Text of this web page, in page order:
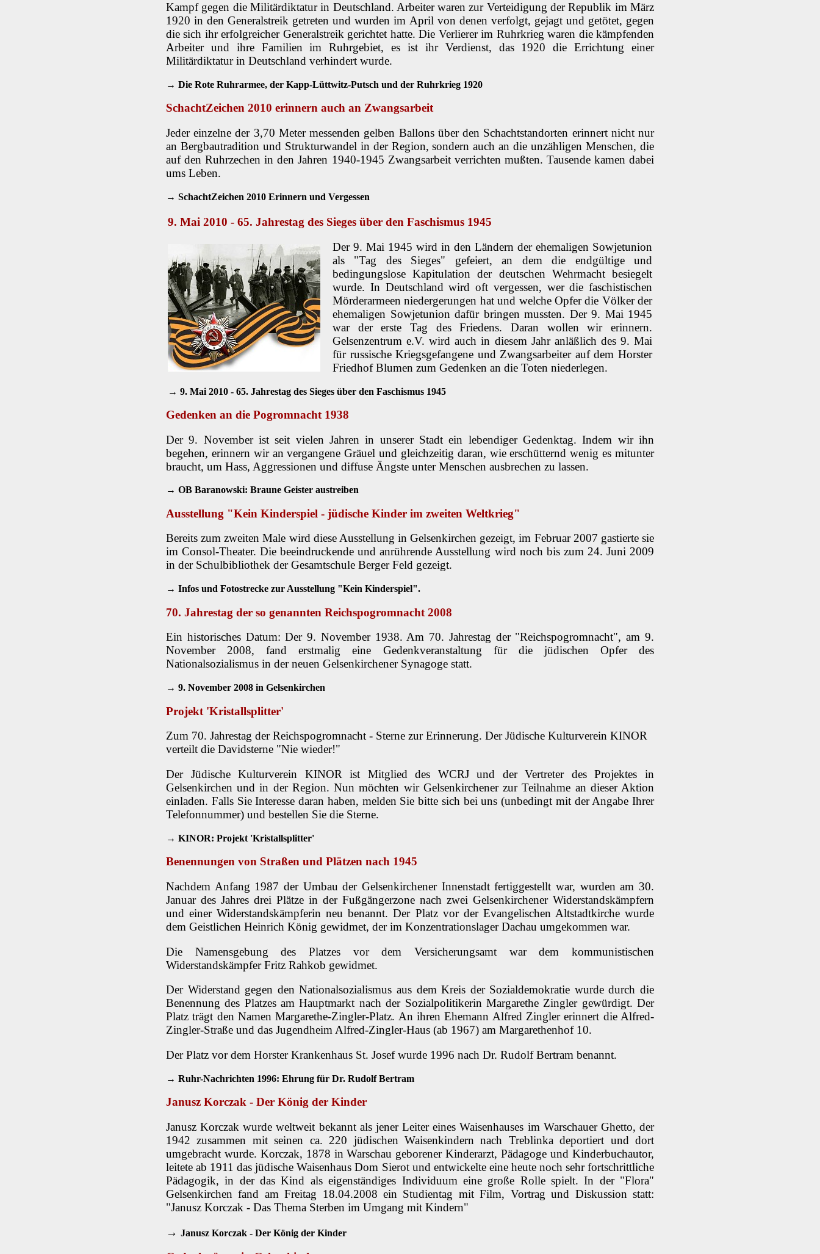
Kampf gegen die Militärdiktatur in Deutschland. Arbeiter waren zur Verteidigung der Republik im März
1920 in den Generalstreik getreten und wurden im April von denen verfolgt, gejagt und getötet, gegen
die sich ihr erfolgreicher Generalstreik gerichtet hatte. Die Verlierer im Ruhrkrieg waren die kämpfenden
Arbeiter und ihre Familien im Ruhrgebiet, es ist ihr Verdienst, das 1920 die Errichtung einer
Militärdiktatur in Deutschland verhindert wurde.
→ Die Rote Ruhrarmee, der Kapp-Lüttwitz-Putsch und der Ruhrkrieg 1920
SchachtZeichen 2010 erinnern auch an Zwangsarbeit
Jeder einzelne der 3,70 Meter messenden gelben Ballons über den Schachtstandorten erinnert nicht nur
an Bergbautradition und Strukturwandel in der Region, sondern auch an die unzähligen Menschen, die
auf den Ruhrzechen in den Jahren 1940-1945 Zwangsarbeit verrichten mußten. Tausende kamen dabei
ums Leben.
→ SchachtZeichen 2010 Erinnern und Vergessen
9. Mai 2010 - 65. Jahrestag des Sieges über den Faschismus 1945
Der 9. Mai 1945 wird in den Ländern der ehemaligen Sowjetunion
als "Tag des Sieges" gefeiert, an dem die endgültige und
bedingungslose Kapitulation der deutschen Wehrmacht besiegelt
wurde. In Deutschland wird oft vergessen, wer die faschistischen
Mörderarmeen niedergerungen hat und welche Opfer die Völker der
ehemaligen Sowjetunion dafür bringen mussten. Der 9. Mai 1945
war der erste Tag des Friedens. Daran wollen wir erinnern.
Gelsenzentrum e.V. wird auch in diesem Jahr anläßlich des 9. Mai
für russische Kriegsgefangene und Zwangsarbeiter auf dem Horster
Friedhof Blumen zum Gedenken an die Toten niederlegen.
→ 9. Mai 2010 - 65. Jahrestag des Sieges über den Faschismus 1945
Gedenken an die Pogromnacht 1938
Der 9. November ist seit vielen Jahren in unserer Stadt ein lebendiger Gedenktag. Indem wir ihn
begehen, erinnern wir an vergangene Gräuel und gleichzeitig daran, wie erschütternd wenig es mitunter
braucht, um Hass, Aggressionen und diffuse Ängste unter Menschen ausbrechen zu lassen.
→ OB Baranowski: Braune Geister austreiben
Ausstellung "Kein Kinderspiel - jüdische Kinder im zweiten Weltkrieg"
Bereits zum zweiten Male wird diese Ausstellung in Gelsenkirchen gezeigt, im Februar 2007 gastierte sie
im Consol-Theater. Die beeindruckende und anrührende Ausstellung wird noch bis zum 24. Juni 2009
in der Schulbibliothek der Gesamtschule Berger Feld gezeigt.
→ Infos und Fotostrecke zur Ausstellung "Kein Kinderspiel".
70. Jahrestag der so genannten Reichspogromnacht 2008
Ein historisches Datum: Der 9. November 1938. Am 70. Jahrestag der "Reichspogromnacht", am 9.
November 2008, fand erstmalig eine Gedenkveranstaltung für die jüdischen Opfer des
Nationalsozialismus in der neuen Gelsenkirchener Synagoge statt.
→ 9. November 2008 in Gelsenkirchen
Projekt 'Kristallsplitter'
Zum 70. Jahrestag der Reichspogromnacht - Sterne zur Erinnerung. Der Jüdische Kulturverein KINOR
verteilt die Davidsterne "Nie wieder!"
Der Jüdische Kulturverein KINOR ist Mitglied des WCRJ und der Vertreter des Projektes in
Gelsenkirchen und in der Region. Nun möchten wir Gelsenkirchener zur Teilnahme an dieser Aktion
einladen. Falls Sie Interesse daran haben, melden Sie bitte sich bei uns (unbedingt mit der Angabe Ihrer
Telefonnummer) und bestellen Sie die Sterne.
→ KINOR: Projekt 'Kristallsplitter'
Benennungen von Straßen und Plätzen nach 1945
Nachdem Anfang 1987 der Umbau der Gelsenkirchener Innenstadt fertiggestellt war, wurden am 30.
Januar des Jahres drei Plätze in der Fußgängerzone nach zwei Gelsenkirchener Widerstandskämpfern
und einer Widerstandskämpferin neu benannt. Der Platz vor der Evangelischen Altstadtkirche wurde
dem Geistlichen Heinrich König gewidmet, der im Konzentrationslager Dachau umgekommen war.
Die Namensgebung des Platzes vor dem Versicherungsamt war dem kommunistischen
Widerstandskämpfer Fritz Rahkob gewidmet.
Der Widerstand gegen den Nationalsozialismus aus dem Kreis der Sozialdemokratie wurde durch die
Benennung des Platzes am Hauptmarkt nach der Sozialpolitikerin Margarethe Zingler gewürdigt. Der
Platz trägt den Namen Margarethe-Zingler-Platz. An ihren Ehemann Alfred Zingler erinnert die Alfred-
Zingler-Straße und das Jugendheim Alfred-Zingler-Haus (ab 1967) am Margarethenhof10.
Der Platz vor dem Horster Krankenhaus St. Josef wurde 1996 nach Dr. Rudolf Bertram benannt.
→ Ruhr-Nachrichten 1996: Ehrung für Dr. Rudolf Bertram
Janusz Korczak - Der König der Kinder
Janusz Korczak wurde weltweit bekannt als jener Leiter eines Waisenhauses im Warschauer Ghetto, der
1942 zusammen mit seinen ca. 220 jüdischen Waisenkindern nach Treblinka deportiert und dort
umgebracht wurde. Korczak, 1878 in Warschau geborener Kinderarzt, Pädagoge und Kinderbuchautor,
leitete ab 1911 das jüdische Waisenhaus Dom Sierot und entwickelte eine heute noch sehr fortschrittliche
Pädagogik, in der das Kind als eigenständiges Individuum eine große Rolle spielt. In der "Flora"
Gelsenkirchen fand am Freitag 18.04.2008 ein Studientag mit Film, Vortrag und Diskussion statt:
"Janusz Korczak - Das Thema Sterben im Umgang mit Kindern"
→ Janusz Korczak - Der König der Kinder